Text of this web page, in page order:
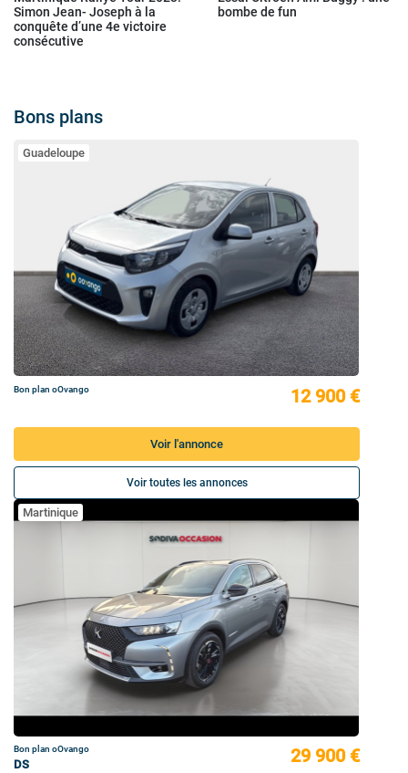
Simon Jean- Joseph à la
conquête d’une 4e victoire
consécutive
bombe de fun
Bons plans
Guadeloupe
Bon plan oOvango 12 900 €
Voir l'annonce
Voir toutes les annonces
Martinique
Bon plan oOvango
DS
29 900 €